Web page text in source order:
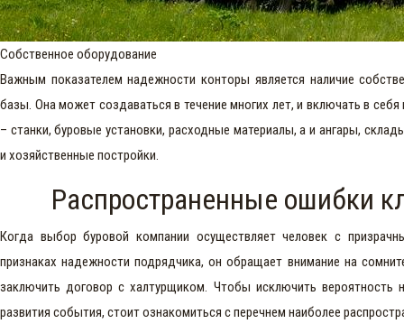
Собственное оборудование
Важным показателем надежности конторы является наличие
базы. Она может создаваться в течение многих лет, и включать в
– станки, буровые установки, расходные материалы, а и ангары,
и хозяйственные постройки.
Распространенные ошибки
Когда выбор буровой компании осуществляет человек с
признаках надежности подрядчика, он обращает внимание на
заключить договор с халтурщиком. Чтобы исключить вероятность
развития события, стоит ознакомиться с перечнем наиболее